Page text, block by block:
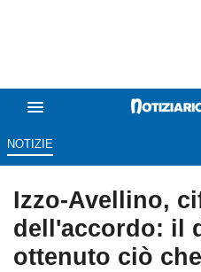
NOTIZIE
Izzo-Avellino,
dell'accordo: il
ottenuto ciò